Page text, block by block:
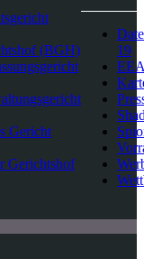
(BGH)
Gericht
Gerichtshof
19